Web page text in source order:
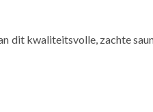
dit kwaliteitsvolle, zachte